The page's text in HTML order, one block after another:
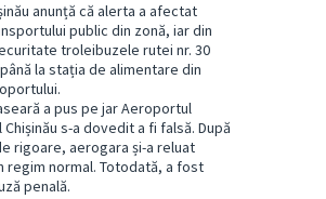
anunță că alerta a afectat
public din zonă, iar din
troleibuzele rutei nr. 30
la stația de alimentare din
a pus pe jar Aeroportul
s-a dovedit a fi falsă. După
rigoare, aerogara și-a reluat
regim normal. Totodată, a fost
penală.